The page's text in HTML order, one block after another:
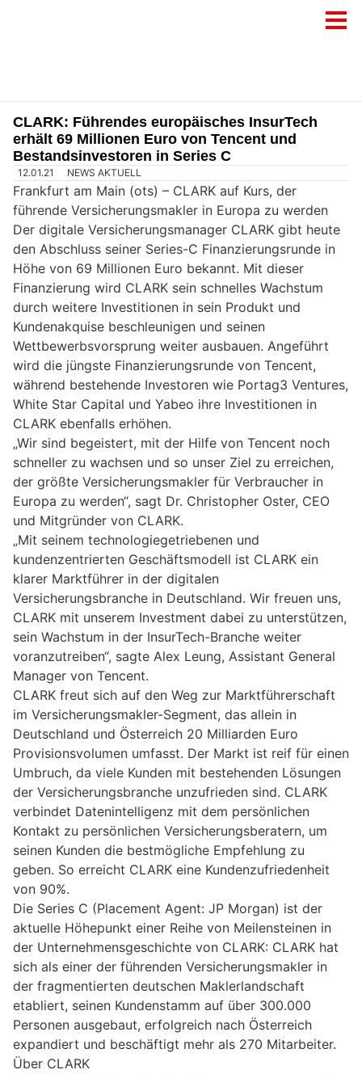
CLARK: Führendes europäisches InsurTech
erhält 69 Millionen Euro von Tencent und
Bestandsinvestoren in Series C
12.01.21 NEWS AKTUELL
Frankfurt am Main (ots) – CLARK auf Kurs, der
führende Versicherungsmakler in Europa zu werden
Der digitale Versicherungsmanager CLARK gibt heute
den Abschluss seiner Series-C Finanzierungsrunde in
Höhe von 69 Millionen Euro bekannt. Mit dieser
Finanzierung wird CLARK sein schnelles Wachstum
durch weitere Investitionen in sein Produkt und
Kundenakquise beschleunigen und seinen
Wettbewerbsvorsprung weiter ausbauen. Angeführt
wird die jüngste Finanzierungsrunde von Tencent,
während bestehende Investoren wie Portag3 Ventures,
White Star Capital und Yabeo ihre Investitionen in
CLARK ebenfalls erhöhen.
„Wir sind begeistert, mit der Hilfe von Tencent noch
schneller zu wachsen und so unser Ziel zu erreichen,
der größte Versicherungsmakler für Verbraucher in
Europa zu werden“, sagt Dr. Christopher Oster, CEO
und Mitgründer von CLARK.
„Mit seinem technologiegetriebenen und
kundenzentrierten Geschäftsmodell ist CLARK ein
klarer Marktführer in der digitalen
Versicherungsbranche in Deutschland. Wir freuen uns,
CLARK mit unserem Investment dabei zu unterstützen,
sein Wachstum in der InsurTech-Branche weiter
voranzutreiben“, sagte Alex Leung, Assistant General
Manager von Tencent.
CLARK freut sich auf den Weg zur Marktführerschaft
im Versicherungsmakler-Segment, das allein in
Deutschland und Österreich 20 Milliarden Euro
Provisionsvolumen umfasst. Der Markt ist reif für einen
Umbruch, da viele Kunden mit bestehenden Lösungen
der Versicherungsbranche unzufrieden sind. CLARK
verbindet Datenintelligenz mit dem persönlichen
Kontakt zu persönlichen Versicherungsberatern, um
seinen Kunden die bestmögliche Empfehlung zu
geben. So erreicht CLARK eine Kundenzufriedenheit
von 90%.
Die Series C (Placement Agent: JP Morgan) ist der
aktuelle Höhepunkt einer Reihe von Meilensteinen in
der Unternehmensgeschichte von CLARK: CLARK hat
sich als einer der führenden Versicherungsmakler in
der fragmentierten deutschen Maklerlandschaft
etabliert, seinen Kundenstamm auf über 300.000
Personen ausgebaut, erfolgreich nach Österreich
expandiert und beschäftigt mehr als 270 Mitarbeiter.
Über CLARK